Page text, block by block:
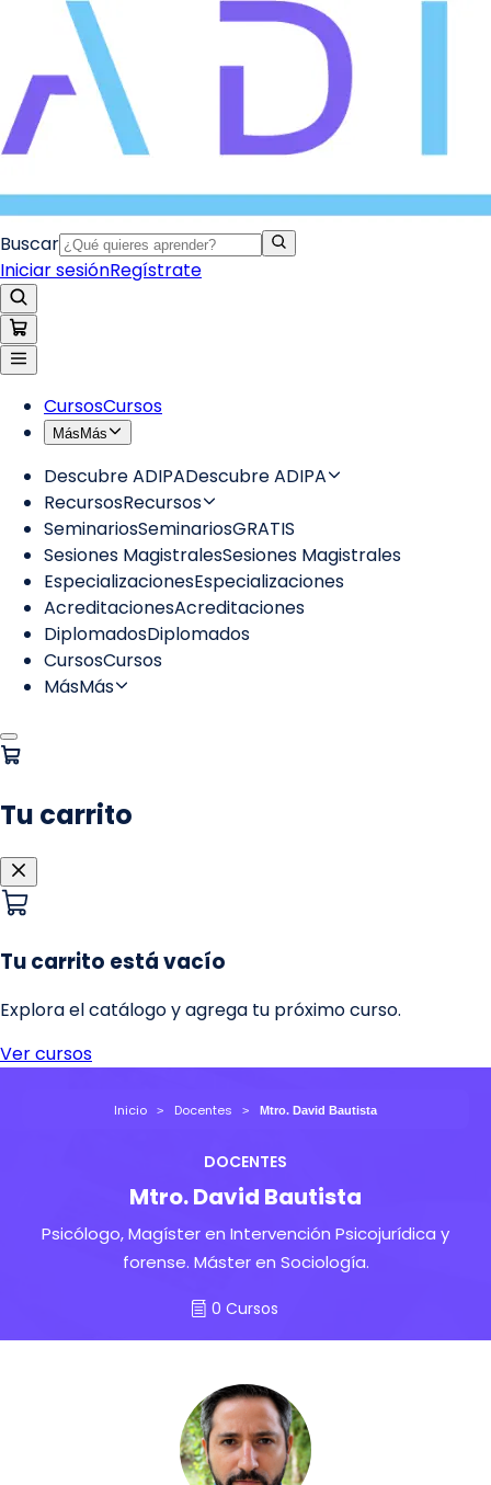
Inicio Docentes Mtro. David Bautista
DOCENTES
Mtro. David Bautista
Psicólogo, Magíster en Intervención Psicojurídica y
forense. Máster en Sociología.
0 Cursos